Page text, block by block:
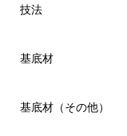
技法
基底材
基底材（その他）